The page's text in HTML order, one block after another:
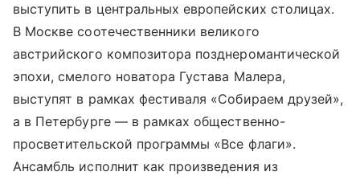
выступить в центральных европейских столицах.
В Москве соотечественники великого
австрийского композитора позднеромантической
эпохи, смелого новатора Густава Малера,
выступят в рамках фестиваля «Собираем друзей»,
а в Петербурге — в рамках общественно-
просветительской программы «Все флаги».
Ансамбль исполнит как произведения из